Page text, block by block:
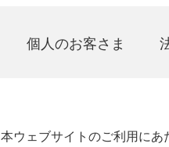
個人のお客さま
本ウェブサイトのご利用にあ